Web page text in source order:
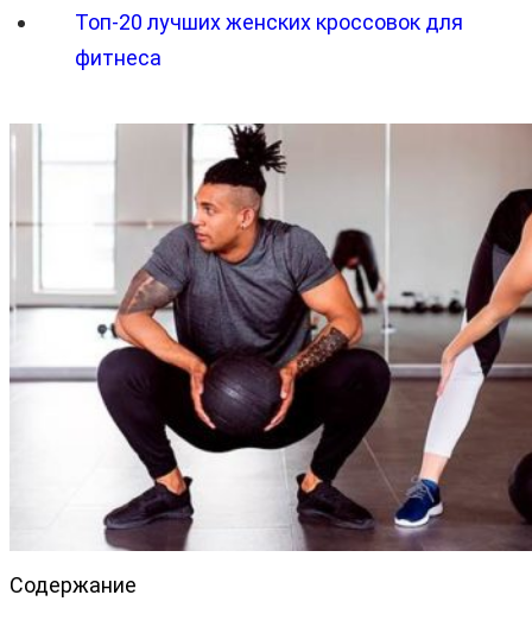
Топ-20 лучших женских кроссовок для
фитнеса
Содержание